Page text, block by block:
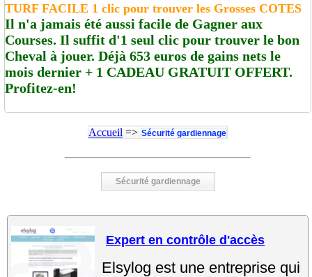
TURF FACILE 1 clic pour trouver les Grosses COTES
Il n'a jamais été aussi facile de Gagner aux
Courses. Il suffit d'1 seul clic pour trouver le bon
Cheval à jouer. Déjà 653 euros de gains nets le
mois dernier + 1 CADEAU GRATUIT OFFERT.
Profitez-en!
Accueil => Sécurité gardiennage
Sécurité gardiennage
Expert en contrôle d'accès
Elsylog est une entreprise qui